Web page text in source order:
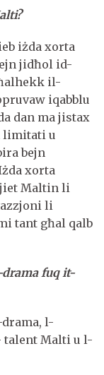
iżda xorta
jidħol id-
il-
iqabblu
dan ma jistax
limitati u
bejn
xorta
Maltin li
li
tant għal qalb
fuq it-
l-
talent Malti u l-